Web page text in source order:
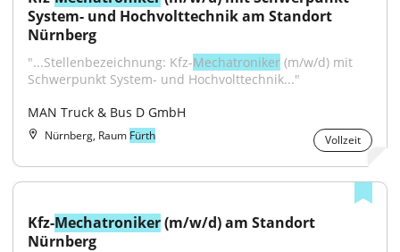
System- und Hochvolttechnik am Standort
Nürnberg
"...Stellenbezeichnung: Kfz-Mechatroniker (m/w/d) mit
Schwerpunkt System- und Hochvolttechnik..."
MAN Truck & Bus D GmbH
Nürnberg, Raum Fürth Vollzeit
Kfz-Mechatroniker (m/w/d) am Standort
Nürnberg